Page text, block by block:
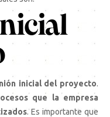
inicial del proyecto.
que la empresa
. Es importante que